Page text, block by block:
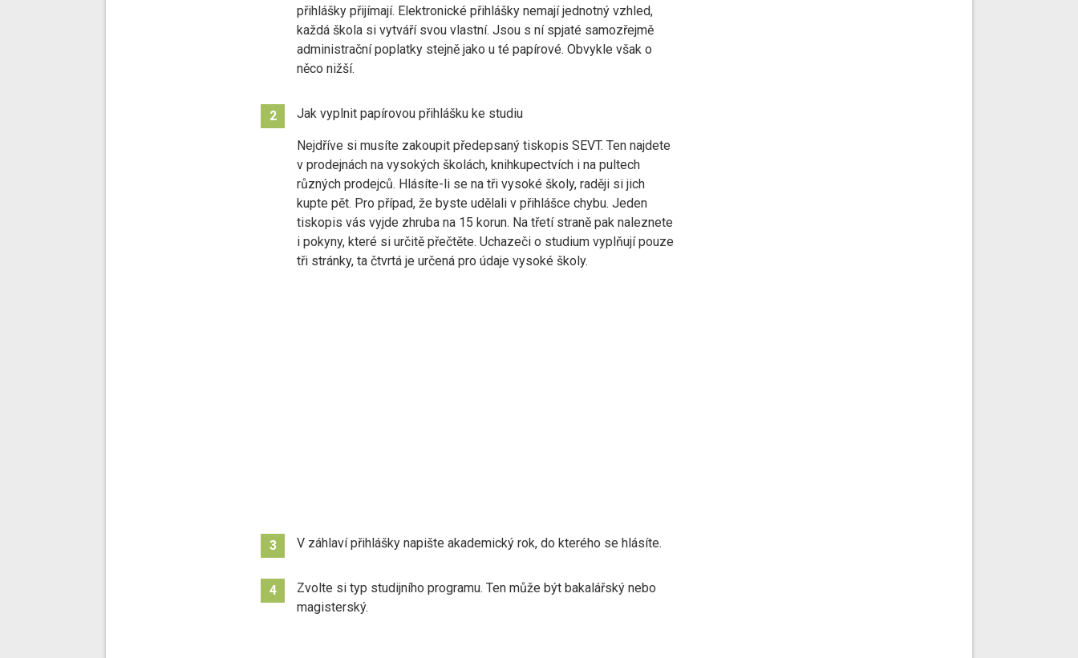
přihlášky přijímají. Elektronické přihlášky nemají jednotný vzhled,
každá škola si vytváří svou vlastní. Jsou s ní spjaté samozřejmě
administrační poplatky stejně jako u té papírové. Obvykle však o
něco nižší.
2 Jak vyplnit papírovou přihlášku ke studiu
Nejdříve si musíte zakoupit předepsaný tiskopis SEVT. Ten najdete
v prodejnách na vysokých školách, knihkupectvích i na pultech
různých prodejců. Hlásíte-li se na tři vysoké školy, raději si jich
kupte pět. Pro případ, že byste udělali v přihlášce chybu. Jeden
tiskopis vás vyjde zhruba na 15 korun. Na třetí straně pak naleznete
i pokyny, které si určitě přečtěte. Uchazeči o studium vyplňují pouze
tři stránky, ta čtvrtá je určená pro údaje vysoké školy.
3 V záhlaví přihlášky napište akademický rok, do kterého se hlásíte.
4
Zvolte si typ studijního programu. Ten může být bakalářský nebo
magisterský.